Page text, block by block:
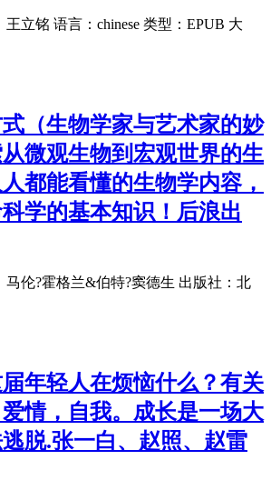
立铭 语言：chinese 类型：EPUB 大
（生物学家与艺术家的妙
微观生物到宏观世界的生
都能看懂的生物学内容，
学的基本知识！后浪出
马伦?霍格兰&伯特?窦德生 出版社：北
年轻人在烦恼什么？有关
情，自我。成长是一场大
脱.张一白、赵照、赵雷